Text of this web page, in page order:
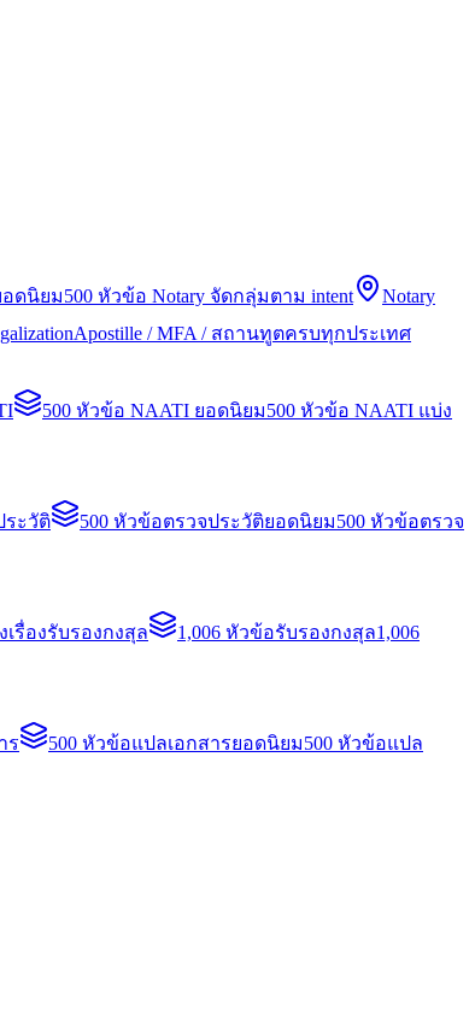
อดนิยม500 หัวข้อ Notary จัดกลุ่มตาม intent
Notary
Apostille / MFA / สถานทูตครบทุกประเทศ
500 หัวข้อ NAATI ยอดนิยม500 หัวข้อ NAATI แบ่ง
ระวัติ 500 หัวข้อตรวจประวัติยอดนิยม500 หัวข้อตรวจ
เรื่องรับรองกงสุล 1,006 หัวข้อรับรองกงสุล1,006
ร 500 หัวข้อแปลเอกสารยอดนิยม500 หัวข้อแปล